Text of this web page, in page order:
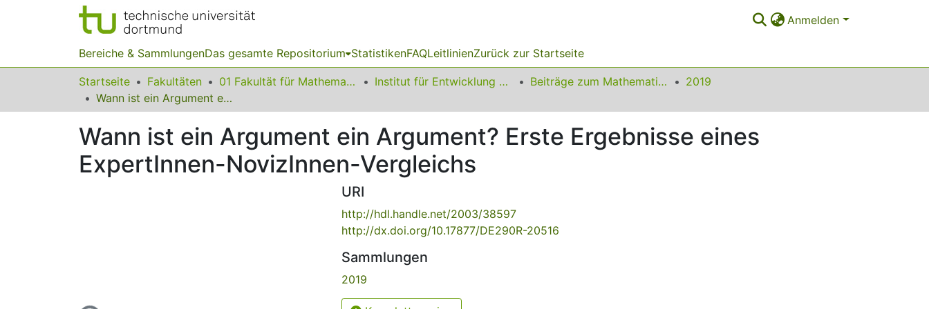
Anmelden
Bereiche & SammlungenDas gesamte Repositorium StatistikenFAQLeitlinienZurück zur Startseite
Startseite Fakultäten 01 Fakultät für Mathematik Institut für Entwicklung und Erforschung des Mathematikunterrichts Beiträge zum Mathematikunterricht
2019
Wann ist ein Argument ein Argument? Erste Ergebnisse eines ExpertInnen-NovizInnen-Vergleichs
Wann ist ein Argument ein Argument? Erste Ergebnisse eines
ExpertInnen-NovizInnen-Vergleichs
URI
http://hdl.handle.net/2003/38597
http://dx.doi.org/10.17877/DE290R-20516
Sammlungen
2019